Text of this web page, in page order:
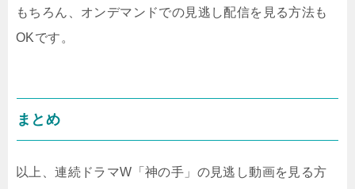
もちろん、オンデマンドでの見逃し配信を見る方法も
OKです。
まとめ
以上、連続ドラマW「神の手」の見逃し動画を見る方